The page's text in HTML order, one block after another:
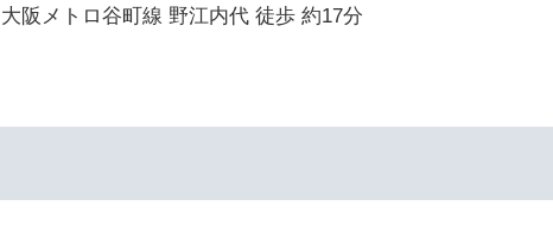
大阪メトロ谷町線 野江内代 徒歩 約17分